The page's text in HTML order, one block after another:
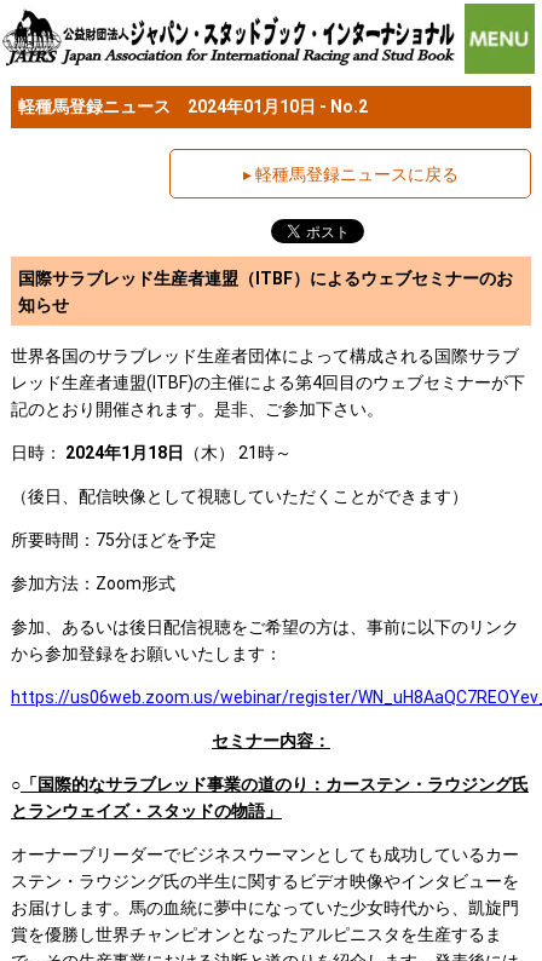
軽種馬登録ニュース 2024年01月10日 - No.2
▸ 軽種馬登録ニュースに戻る
国際サラブレッド生産者連盟（ITBF）によるウェブセミナーのお
知らせ
世界各国のサラブレッド生産者団体によって構成される国際サラブ
レッド生産者連盟(ITBF)の主催による第4回目のウェブセミナーが下
記のとおり開催されます。是非、ご参加下さい。
日時： 2024年1 月 18日 （木） 21時～
（後日、配信映像として視聴していただくことができます）
所要時間：75分ほどを予定
参加方法：Zoom形式
参加、あるいは後日配信視聴をご希望の方は、事前に以下のリンク
から参加登録をお願いいたします：
https://us06web.zoom.us/webinar/register/
セミナー内容：
○「国際的なサラブレッド事業の道のり：カーステン・ラウジング氏
とランウェイズ・スタッドの物語」
オーナーブリーダーでビジネスウーマンとしても成功しているカー
ステン・ラウジング氏の半生に関するビデオ映像やインタビューを
お届けします。馬の血統に夢中になっていた少女時代から、凱旋門
賞を優勝し世界チャンピオンとなったアルピニスタを生産するま